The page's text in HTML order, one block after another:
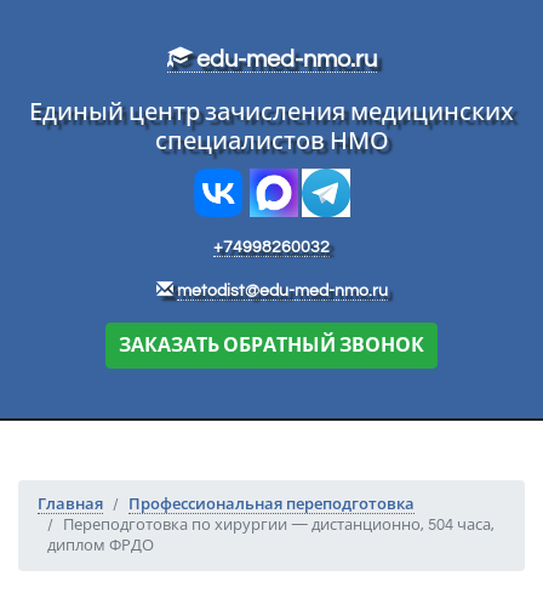
edu-med-nmo.ru
Единый центр зачисления медицинских
специалистов НМО
+74998260032
metodist@edu-med-nmo.ru
ЗАКАЗАТЬ ОБРАТНЫЙ ЗВОНОК
Главная
Профессиональная переподготовка
Переподготовка по хирургии — дистанционно, 504 часа,
диплом ФРДО